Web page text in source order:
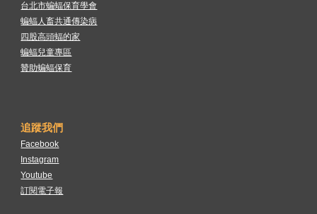
台北市蝙蝠保育學會
蝙蝠人畜共通傳染病
四股高頭蝠的家
蝙蝠兒童專區
贊助蝙蝠保育
追蹤我們
Facebook
Instagram
Youtube
訂閱電子報